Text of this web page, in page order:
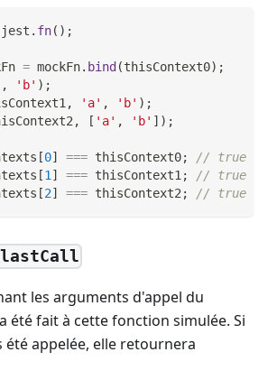
jest . fn( ) ;
= mockFn. bind (thisContext0) ;
, 'b' ) ;
, 'a' , 'b' ) ;
, [ 'a' , 'b' ] ) ;
[0] === thisContext0;
// true
[1 ] === thisContext1 ;
// true
[2] === thisContext2 ; // true
les arguments d'appel du
été fait à cette fonction simulée. Si
été appelée, elle retournera